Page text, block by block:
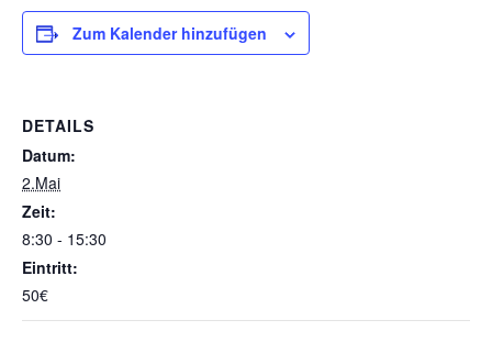
Zum Kalender hinzufügen
DETAILS
Datum:
2.Mai
Zeit:
8:30 - 15:30
Eintritt:
50€